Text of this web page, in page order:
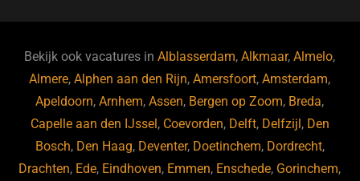
b
o
o
k
ky dI
n
Bekijk ook vacatures inAlblasserdam,Alkmaar,Almelo,
Almere,Alphen aan den Rijn,Amersfoort,Amsterdam,
Apeldoorn,Arnhem,Assen, Bergen op Zoom, Breda,
Capelle aan den IJssel, Coevorden, Delft, Delfzijl, Den
Bosch, Den Haag, Deventer, Doetinchem, Dordrecht,
Drachten, Ede, Eindhoven, Emmen, Enschede, Gorinchem,